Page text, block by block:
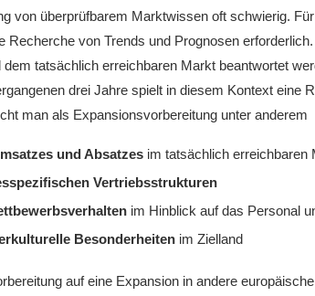
von überprüfbarem Marktwissen oft schwierig.
Recherche von Trends und Prognosen
tatsächlich erreichbaren Markt beantwortet
drei Jahre spielt in diesem Kontext eine
man als Expansionsvorbereitung unter anderem
und Absatzes im tatsächlich erreichbaren
Vertriebsstrukturen
im Hinblick auf das Personal
Besonderheiten im Zielland
auf eine Expansion in andere